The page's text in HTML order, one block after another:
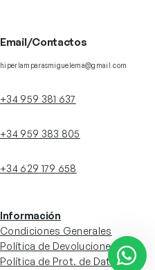
Email/Contactos
hiperlamparasmiguelema@gmail.com
+34 959 381 637
+34 959 383 805
+34 629 179 658
Información
Condiciones Generales
Política de Devoluciones
Política de Prot. de Datos